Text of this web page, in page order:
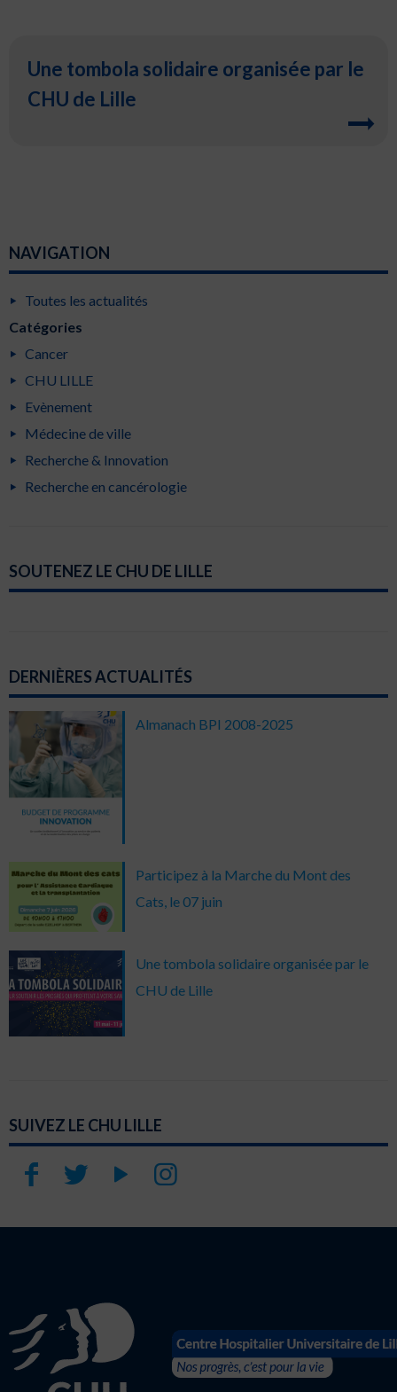
Une tombola solidaire organisée par le
CHU de Lille
NAVIGATION
Toutes les actualités
Catégories
Cancer
CHU LILLE
Evènement
Médecine de ville
Recherche & Innovation
Recherche en cancérologie
SOUTENEZ LE CHU DE LILLE
DERNIÈRES ACTUALITÉS
Almanach BPI 2008-2025
Participez à la Marche du Mont des
Cats, le 07 juin
Une tombola solidaire organisée par le
CHU de Lille
SUIVEZ LE CHU LILLE